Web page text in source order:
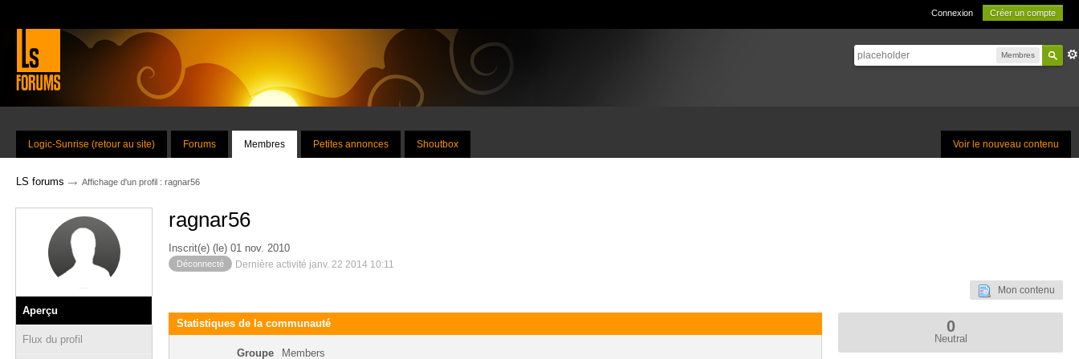
Connexion Créer un compte
Membres
Voir le nouveau contenu
Logic-Sunrise (retour au site) Forums Membres Petites annonces Shoutbox
LS forums → Affichage d'un profil : ragnar56
Aperçu
Flux du profil
ragnar56
Inscrit(e) (le) 01 nov. 2010
Déconnecté Dernière activité janv. 22 2014 10:11
Mon contenu
Statistiques de la communauté
Groupe Members
0
Neutral